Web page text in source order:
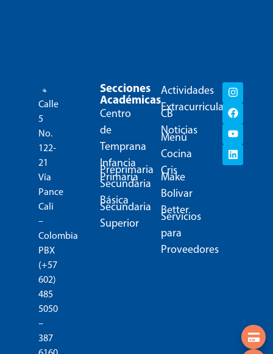
Calle
5
No.
122-
21
Vía
Pance
Cali
–
Colombia
PBX
(+57
602)
485
5050
–
387
Secciones
Académicas
Centro
de
Temprana
Infancia
Preprimaria
Primaria
Secundaria
Básica
Secundaria
Superior
Actividades
Extracurriculares
CB
Noticias
Menú
Cocina
Cris
Make
Bolivar
Better
Servicios
para
Proveedores